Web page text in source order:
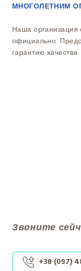
МНОГОЛЕТНИМ
Наша организация
официально.
гарантию качества
Звоните
+38 (097)